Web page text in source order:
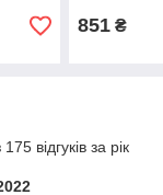
851 ₴
відгуків за рік